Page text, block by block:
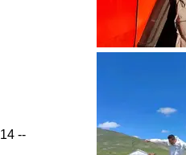
14 --